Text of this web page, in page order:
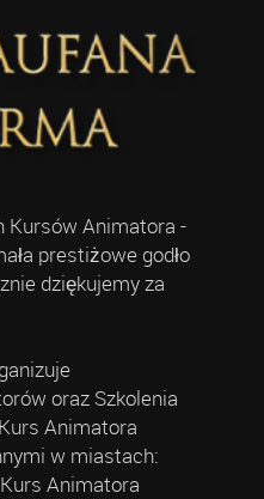
Kursów Animatora -
prestiżowe godło
dziękujemy za
oraz Szkolenia
Animatora
w miastach:
Animatora